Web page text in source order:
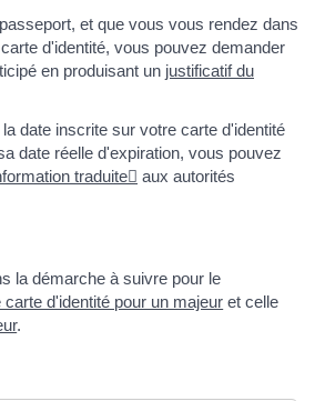
et que vous vous rendez dans
d'identité, vous pouvez demander
en produisant un justificatif du
date inscrite sur votre carte d'identité
date réelle d'expiration, vous pouvez
traduite
aux autorités
la démarche à suivre pour le
d'identité pour un majeur et celle
.